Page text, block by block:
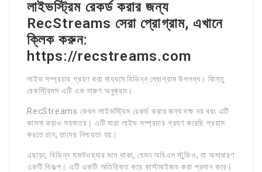
লাইভস্ট্রিম রেকর্ড করার জন্য
RecStreams সেরা প্রোগ্রাম, এখানে
ক্লিক করুন:
https://recstreams.com
লাইভ সম্প্রচার গ্রহণ করা মাধ্যমে বিভিন্ন প্রোগ্রাম উপলব্ধ। কিন্তু
রেকস্ট্রিমস এটি এক দারুণ অনুক্রম।
RecStreams কেবল লাইভস্ট্রিম রেকর্ড করার জন্য দক্ষ নয় বরং এটি
কামনা করাও সহজতর। এটি যারা লাইভ সম্প্রচার গ্রহণ করেছি প্রয়াস
করতে চান, তাদের নিশ্চয়তা হয়।
এছাড়া, বিভিন্ন সফটওয়্যার মনে থাকা, যেমন অবিএস স্টুডিও, যা অসাধারণ
একটি বিকল্প। এটি একটি অতিরিক্ত করে কাস্টমাইজড করা প্রদান করে।